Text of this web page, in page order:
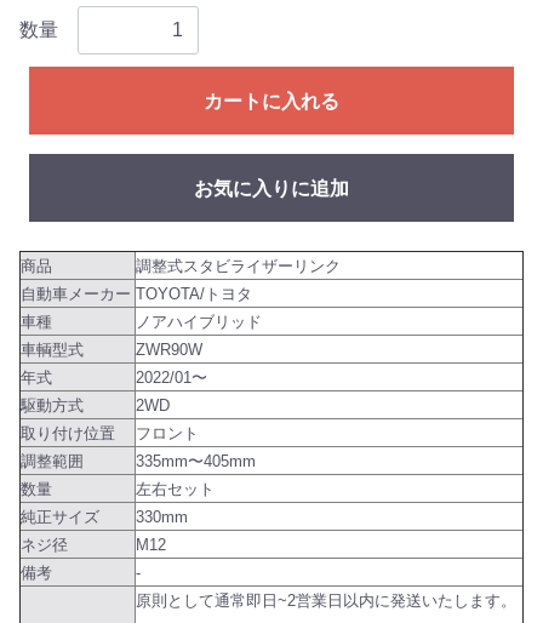
数量
カートに入れる
お気に入りに追加
商品
調整式スタビライザーリンク
自動車メーカー TOYOTA/トヨタ
車種
ノアハイブリッド
車輌型式
ZWR90W
年式
2022/01〜
駆動方式
2WD
取り付け位置
フロント
調整範囲
335mm〜405mm
数量
左右セット
純正サイズ
330mm
ネジ径
M12
備考
-
原則として通常即日~2営業日以内に発送いたします。